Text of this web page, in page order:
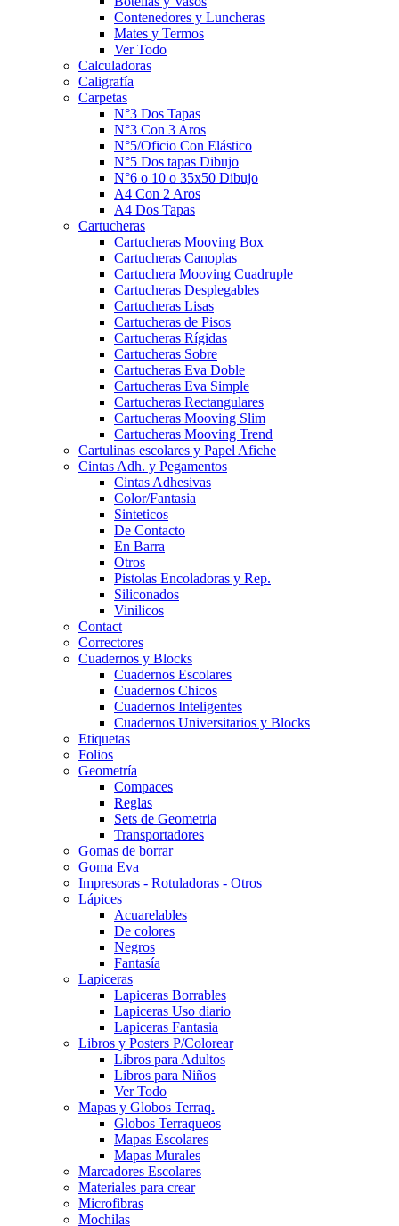
Contenedores y Luncheras
Mates y Termos
Ver Todo
Calculadoras
Caligrafía
Carpetas
N°3 Dos Tapas
N°3 Con 3 Aros
N°5/Oficio Con Elástico
N°5 Dos tapas Dibujo
N°6 o 10 o 35x50 Dibujo
A4 Con 2 Aros
A4 Dos Tapas
Cartucheras
Cartucheras Mooving Box
Cartucheras Canoplas
Cartuchera Mooving Cuadruple
Cartucheras Desplegables
Cartucheras Lisas
Cartucheras de Pisos
Cartucheras Rígidas
Cartucheras Sobre
Cartucheras Eva Doble
Cartucheras Eva Simple
Cartucheras Rectangulares
Cartucheras Mooving Slim
Cartucheras Mooving Trend
Cartulinas escolares y Papel Afiche
Cintas Adh. y Pegamentos
Cintas Adhesivas
Color/Fantasia
Sinteticos
De Contacto
En Barra
Otros
Pistolas Encoladoras y Rep.
Siliconados
Vinilicos
Contact
Correctores
Cuadernos y Blocks
Cuadernos Escolares
Cuadernos Chicos
Cuadernos Inteligentes
Cuadernos Universitarios y Blocks
Etiquetas
Folios
Geometría
Compaces
Reglas
Sets de Geometria
Transportadores
Gomas de borrar
Goma Eva
Impresoras - Rotuladoras - Otros
Lápices
Acuarelables
De colores
Negros
Fantasía
Lapiceras
Lapiceras Borrables
Lapiceras Uso diario
Lapiceras Fantasia
Libros y Posters P/Colorear
Libros para Adultos
Libros para Niños
Ver Todo
Mapas y Globos Terraq.
Globos Terraqueos
Mapas Escolares
Mapas Murales
Marcadores Escolares
Materiales para crear
Microfibras
Mochilas